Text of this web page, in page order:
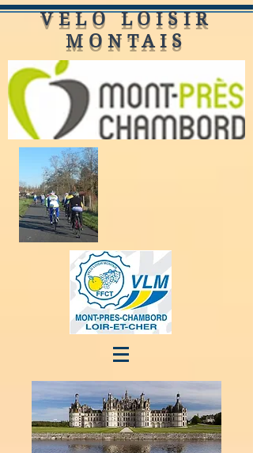
VELO LOISIR
MONTAIS